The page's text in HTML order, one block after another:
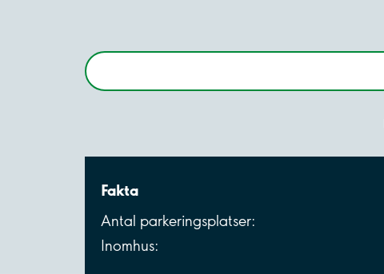
Fakta
Antal parkeringsplatser:
Inomhus: